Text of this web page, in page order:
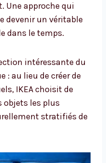
Une approche qui
devenir un véritable
dans le temps.
intéressante du
: au lieu de créer de
IKEA choisit de
objets les plus
stratifiés de